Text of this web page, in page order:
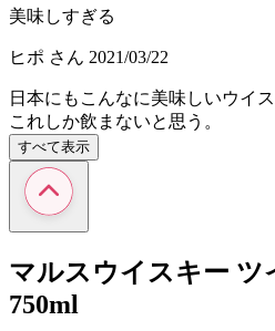
美味しすぎる
ヒポ さん 2021/03/22
日本にもこんなに美味しいウイ
これしか飲まないと思う。
すべて表示
マルスウイスキー ツ
750ml